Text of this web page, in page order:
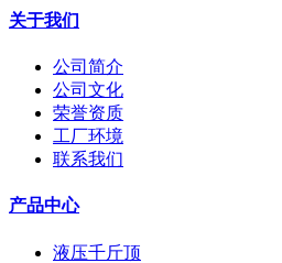
关于我们
公司简介
公司文化
荣誉资质
工厂环境
联系我们
产品中心
液压千斤顶